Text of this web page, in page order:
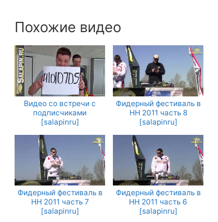
Похожие видео
Видео со встречи с
подписчиками
[salapinru]
Фидерный фестиваль в
НН 2011 часть 8
[salapinru]
Фидерный фестиваль в
НН 2011 часть 7
[salapinru]
Фидерный фестиваль в
НН 2011 часть 6
[salapinru]